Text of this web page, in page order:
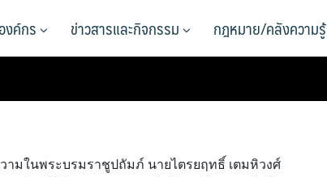
งค์กร ข่าวสารและกิจกรรม กฎหมาย/คลังความรู้
มในพระบรมราชูปถัมภ์ นายไตรยฤทธิ์ เตมหิวงศ์